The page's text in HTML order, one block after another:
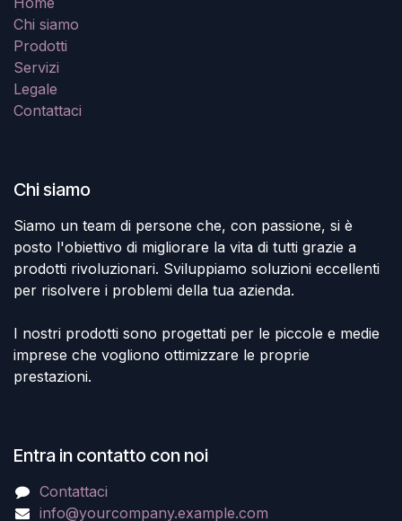
Chi siamo
Prodotti
Servizi
Legale
Contattaci
Chi siamo
Siamo un team di persone che, con passione, si è
posto l'obiettivo di migliorare la vita di tutti grazie a
prodotti rivoluzionari. Sviluppiamo soluzioni eccellenti
per risolvere i problemi della tua azienda.
I nostri prodotti sono progettati per le piccole e medie
imprese che vogliono ottimizzare le proprie
prestazioni.
Entra in contatto con noi
Contattaci
info@yourcompany.example.com